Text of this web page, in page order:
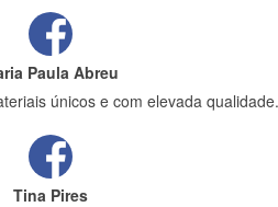
Paula Abreu
únicos e com elevada qualidade.
Tina Pires